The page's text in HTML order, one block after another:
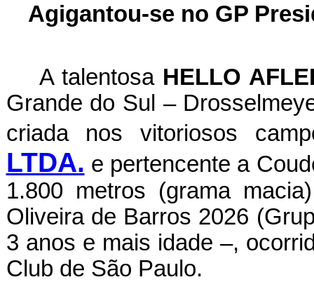
Agigantou-se no GP
A talentosa HELLO
Grande do Sul –
criada nos vitoriosos
LTDA. e pertencente a
1.800 metros (grama
Oliveira de Barros 2026
3 anos e mais idade –,
Club de São Paulo.